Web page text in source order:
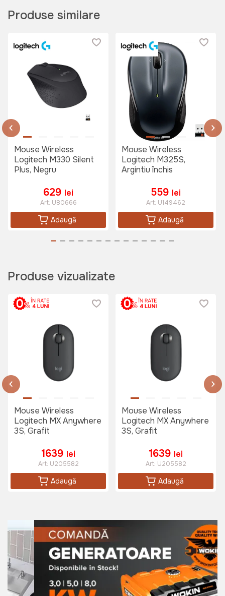
Produse similare
Mouse Wireless
Logitech M330 Silent
Plus, Negru
629 lei
Art: U80666
Adaugă
Mouse Wireless
Logitech M325S,
Argintiu închis
559 lei
Art: U149462
Adaugă
Produse vizualizate
Mouse Wireless
Logitech MX Anywhere
3S, Grafit
1639 lei
Art: U205582
Adaugă
Mouse Wireless
Logitech MX Anywhere
3S, Grafit
1639 lei
Art: U205582
Adaugă